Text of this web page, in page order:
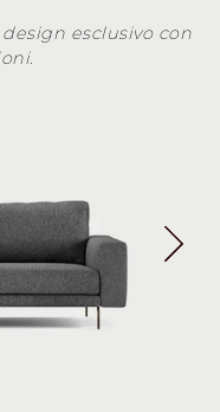
esclusivo con